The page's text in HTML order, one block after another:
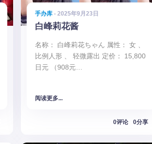
手办库 - 2025年9月23日
白峰莉花酱
名称： 白峰莉花ちゃん 属性： 女 、
比例人形 、 轻微露出 定价： 15,800
日元 （908元…
阅读更多...
0评论 0分享